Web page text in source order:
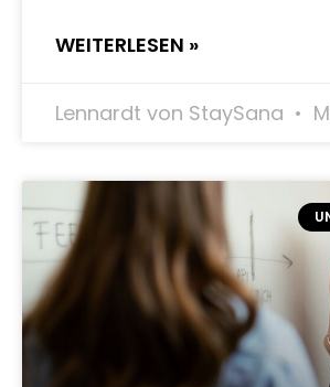
WEITERLESEN »
Lennardt von StaySana